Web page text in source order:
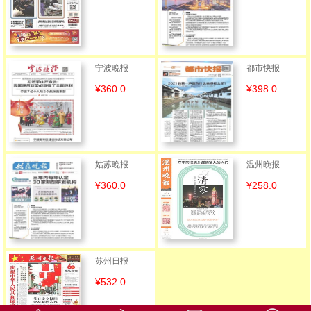
宁波晚报
¥360.0
都市快报
¥398.0
姑苏晚报
¥360.0
温州晚报
¥258.0
苏州日报
¥532.0